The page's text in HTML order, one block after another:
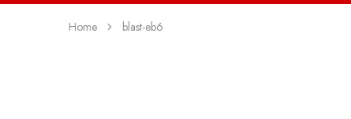
Home blast-eb6